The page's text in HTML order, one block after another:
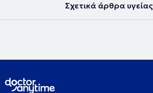
Σχετικά άρθρα υγείας